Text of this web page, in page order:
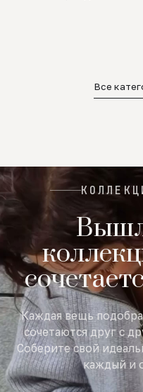
Все
Каждая вещь
сочетаются друг с
Соберите свой
каждый и